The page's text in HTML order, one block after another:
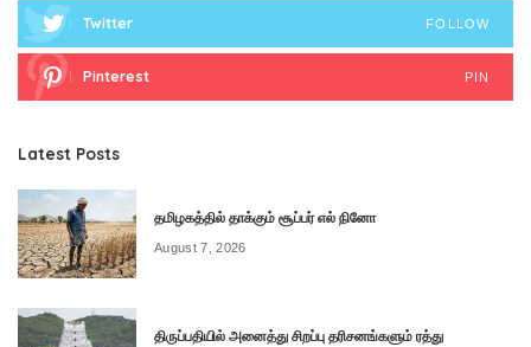
Twitter FOLLOW
Pinterest PIN
Latest Posts
தமிழகத்தில் தாக்கும் சூப்பர் எல் நினோ
August 7, 2026
திருப்பதியில் அனைத்து சிறப்பு தரிசனங்களும் ரத்து